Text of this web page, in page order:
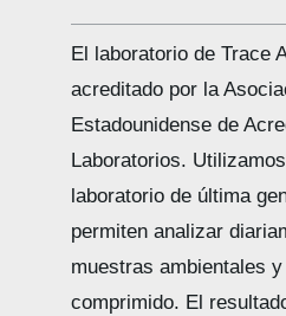
El laboratorio de Trace
acreditado por la
Estadounidense de
Laboratorios.
laboratorio de última
permiten analizar
muestras ambientales
comprimido. El